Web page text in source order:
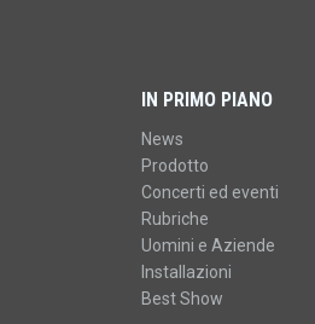
IN PRIMO PIANO
News
Prodotto
Concerti ed eventi
Rubriche
Uomini e Aziende
Installazioni
Best Show